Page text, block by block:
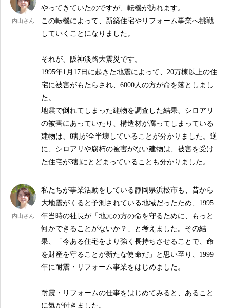
内山さん
やってきていたのですが、転機が訪れます。
この転機によって、新築住宅やリフォーム事業へ挑戦
していくことになりました。
それが、阪神淡路大震災です。
1995年1月17日に起きた地震によって、20万棟以上の住
宅に被害がもたらされ、6000人の方が命を落としまし
た。
地震で倒れてしまった建物を調査した結果、シロアリ
の被害にあっていたり、構造材が腐ってしまっている
建物は、8割が全半壊していることが分かりました。逆
に、シロアリや腐朽の被害がない建物は、被害を受け
た住宅が3割にとどまっていることも分かりました。
内山さん
私たちが事業活動をしている静岡県浜松市も、昔から
大地震がくると予測されている地域だったため、1995
年当時の社長が「地元の方の命を守るために、もっと
何かできることがないか？」と考えました。その結
果、「今ある住宅をより強く長持ちさせることで、命
を財産を守ることが新たな使命だ」と思い至り、1999
年に耐震・リフォーム事業をはじめました。
耐震・リフォームの仕事をはじめてみると、あること
に気が付きました。